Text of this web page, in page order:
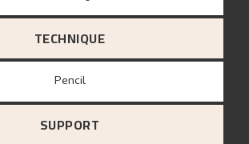
TECHNIQUE
Pencil
SUPPORT